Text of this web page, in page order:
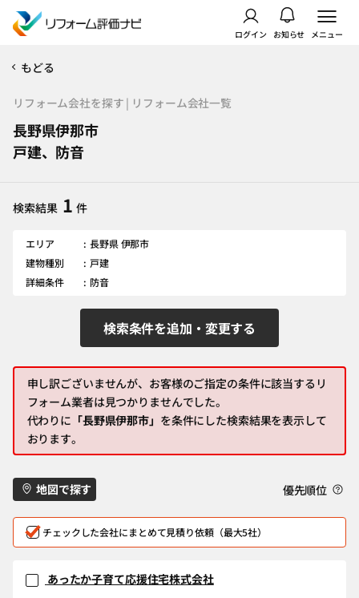
ログイン お知らせ メニュー
もどる
リフォーム会社を探す | リフォーム会社一覧
長野県伊那市
戸建、防音
検索結果 1 件
エリア
長野県 伊那市
建物種別
戸建
詳細条件
防音
検索条件を追加・変更する
申し訳ございませんが、お客様のご指定の条件に該当するリ
フォーム業者は見つかりませんでした。
代わりに 「長野県伊那市」 を条件にした検索結果を表示して
おります。
地図で探す 優先順位
チェックした会社にまとめて見積り依頼（最大5社）
あったか子育て応援住宅株式会社